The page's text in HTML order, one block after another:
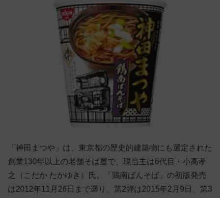
「神田まつや」は、東京都の歴史的建築物にも選定された
創業130年以上の老舗そば屋で、現当主は6代目・小高孝
之（こだか たかゆき）氏。「鶏南ばんそば」の初版発売
は2012年11月26日まで遡り、第2弾は2015年2月9日、第3